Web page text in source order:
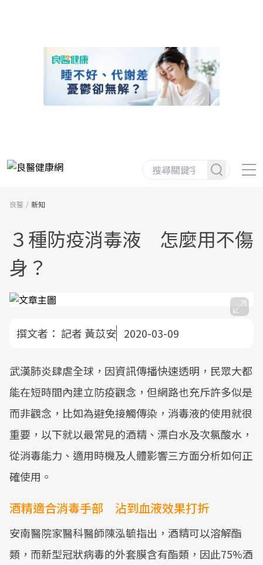
良醫 新知
３種防疫消毒液 怎麼用不傷
身？
撰文者： 記者 黃苡安 2020-03-09
武漢肺炎肆虐全球，因資訊傳播快速透明，民眾大都
能在短時間內建立防疫觀念，但網路也充斥許多似是
而非觀念，比如為避免接觸傳染，消毒液的使用就很
重要，以下就以最常見的酒精、漂白水及次氯酸水，
從消毒能力、適用時機及人體影響三方面分析如何正
確使用。
酒精適合消毒手部 沾到血液效果打折
安南醫院家醫科醫師陳泓毓指出，酒精可以溶解酯
類，而新型冠狀病毒的外套膜含有酯類，因此75%酒